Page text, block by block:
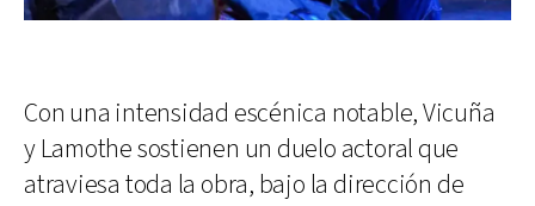
Con una intensidad escénica notable, Vicuña
y Lamothe sostienen un duelo actoral que
atraviesa toda la obra, bajo la dirección de